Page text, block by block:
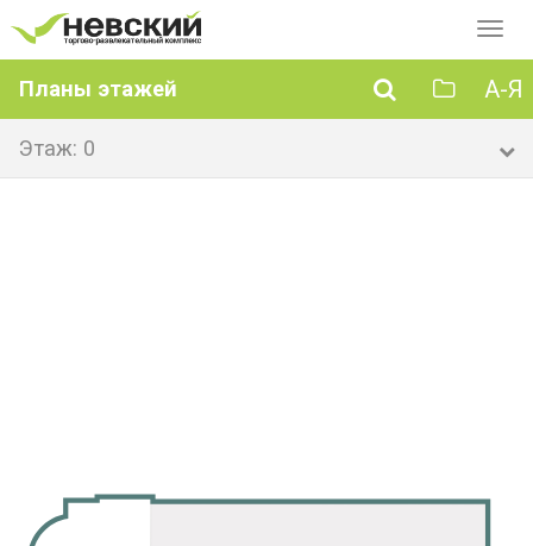
Планы этажей А-Я
Этаж: 0